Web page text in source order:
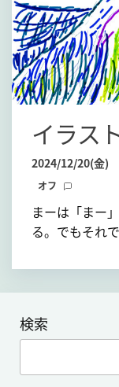
イラス
2024/12/20(金)
オフ
まーは「まー
る。でもそれ
検索
索